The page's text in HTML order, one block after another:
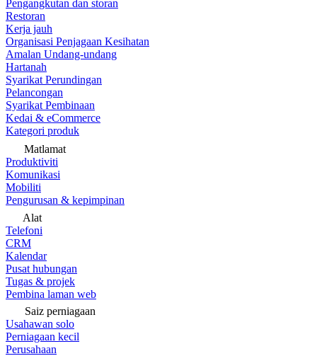
Pengangkutan dan storan
Restoran
Kerja jauh
Organisasi Penjagaan Kesihatan
Amalan Undang-undang
Hartanah
Syarikat Perundingan
Pelancongan
Syarikat Pembinaan
Kedai & eCommerce
Kategori produk
Matlamat
Produktiviti
Komunikasi
Mobiliti
Pengurusan & kepimpinan
Alat
Telefoni
CRM
Kalendar
Pusat hubungan
Tugas & projek
Pembina laman web
Saiz perniagaan
Usahawan solo
Perniagaan kecil
Perusahaan